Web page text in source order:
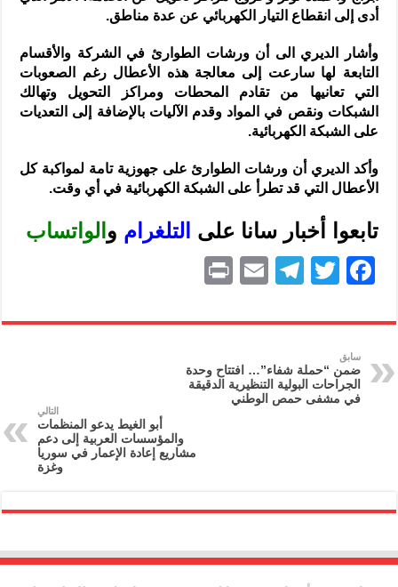
أدى إلى انقطاع التيار الكهربائي عن عدة مناطق.
وأشار الديري الى أن ورشات الطوارئ في الشركة والأقسام
التابعة لها سارعت إلى معالجة هذه الأعطال رغم الصعوبات
التي تعانيها من تقادم المحطات ومراكز التحويل وتهالك
الشبكات ونقص في المواد وقدم الآليات بالإضافة إلى التعديات
على الشبكة الكهربائية.
وأكد الديري أن ورشات الطوارئ على جهوزية تامة لمواكبة كل
الأعطال التي قد تطرأ على الشبكة الكهربائية في أي وقت.
تابعوا أخبار سانا على لتلغرام و الواتساب
F
c
e
b
o
T
itt
er
T
e
gr
a
m
E
ai
nt
سابق
ضمن “حملة شفاء”… افتتاح وحدة
الجراحات البولية التنظيرية الدقيقة
في مشفى حمص الوطني
التالي
أبو الغيط يدعو المنظمات
والمؤسسات العربية إلى دعم
مشاريع إعادة الإعمار في سوريا
وغزة